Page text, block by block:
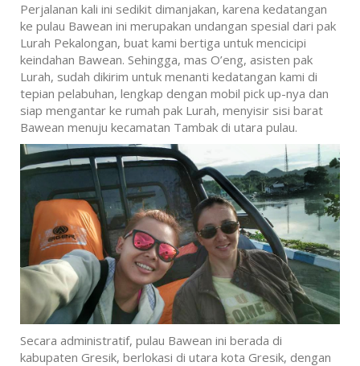
Perjalanan kali ini sedikit dimanjakan, karena kedatangan
ke pulau Bawean ini merupakan undangan spesial dari pak
Lurah Pekalongan, buat kami bertiga untuk mencicipi
keindahan Bawean. Sehingga, mas O’eng, asisten pak
Lurah, sudah dikirim untuk menanti kedatangan kami di
tepian pelabuhan, lengkap dengan mobil pick up-nya dan
siap mengantar ke rumah pak Lurah, menyisir sisi barat
Bawean menuju kecamatan Tambak di utara pulau.
Secara administratif, pulau Bawean ini berada di
kabupaten Gresik, berlokasi di utara kota Gresik, dengan